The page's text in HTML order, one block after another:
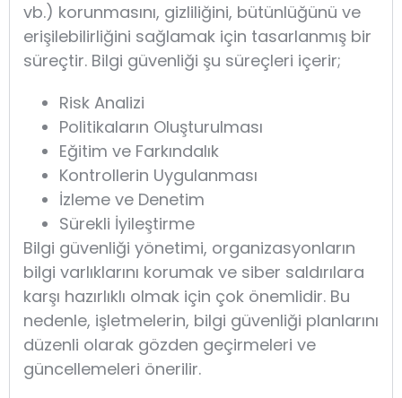
vb.) korunmasını, gizliliğini, bütünlüğünü ve
erişilebilirliğini sağlamak için tasarlanmış bir
süreçtir. Bilgi güvenliği şu süreçleri içerir;
Risk Analizi
Politikaların Oluşturulması
Eğitim ve Farkındalık
Kontrollerin Uygulanması
İzleme ve Denetim
Sürekli İyileştirme
Bilgi güvenliği yönetimi, organizasyonların
bilgi varlıklarını korumak ve siber saldırılara
karşı hazırlıklı olmak için çok önemlidir. Bu
nedenle, işletmelerin, bilgi güvenliği planlarını
düzenli olarak gözden geçirmeleri ve
güncellemeleri önerilir.